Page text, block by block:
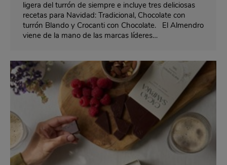
ligera del turrón de siempre e incluye tres deliciosas
recetas para Navidad: Tradicional, Chocolate con
turrón Blando y Crocanti con Chocolate. El Almendro
viene de la mano de las marcas líderes…